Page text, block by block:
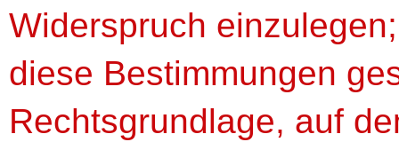
Widerspruch
diese Bestimmungen
Rechtsgrundlage, auf